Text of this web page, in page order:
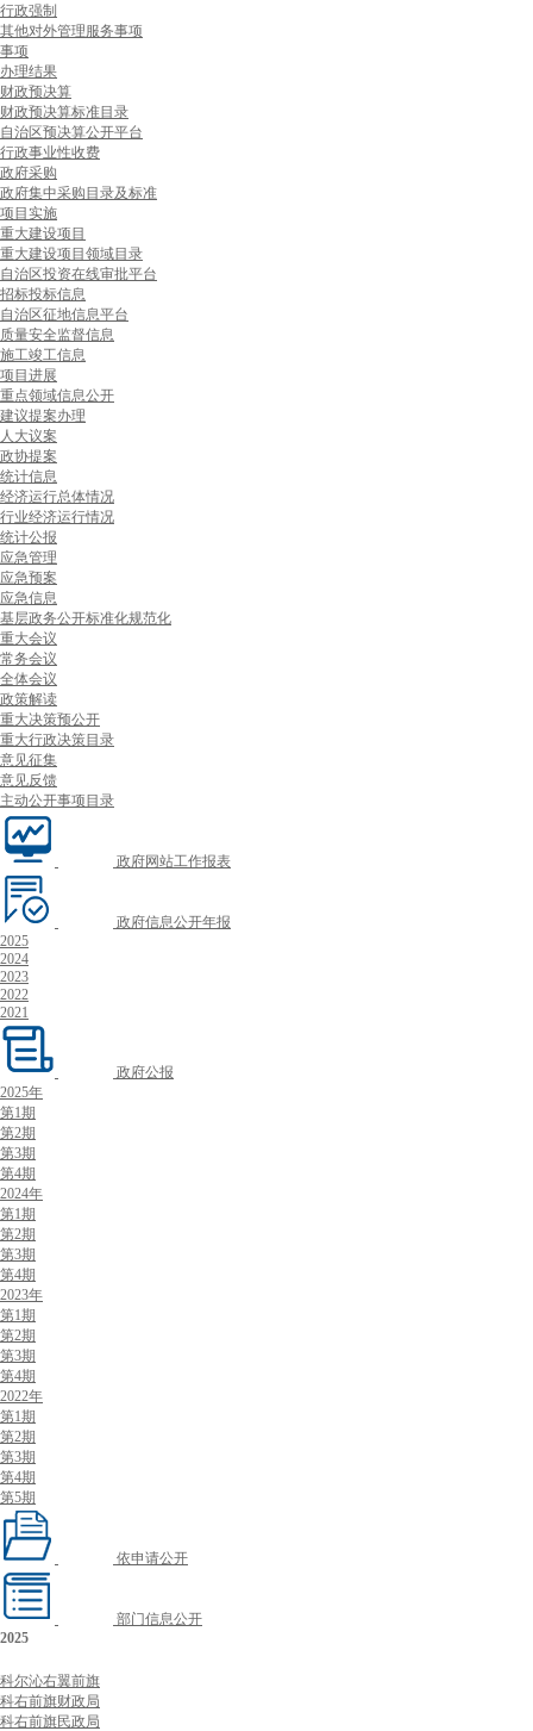
行政强制
其他对外管理服务事项
事项
办理结果
财政预决算
财政预决算标准目录
自治区预决算公开平台
行政事业性收费
政府采购
政府集中采购目录及标准
项目实施
重大建设项目
重大建设项目领域目录
自治区投资在线审批平台
招标投标信息
自治区征地信息平台
质量安全监督信息
施工竣工信息
项目进展
重点领域信息公开
建议提案办理
人大议案
政协提案
统计信息
经济运行总体情况
行业经济运行情况
统计公报
应急管理
应急预案
应急信息
基层政务公开标准化规范化
重大会议
常务会议
全体会议
政策解读
重大决策预公开
重大行政决策目录
意见征集
意见反馈
主动公开事项目录
政府网站工作报表
政府信息公开年报
2025
2024
2023
2022
2021
政府公报
2025年
第1期
第2期
第3期
第4期
2024年
第1期
第2期
第3期
第4期
2023年
第1期
第2期
第3期
第4期
2022年
第1期
第2期
第3期
第4期
第5期
依申请公开
部门信息公开
2025
科尔沁右翼前旗
科右前旗财政局
科右前旗民政局